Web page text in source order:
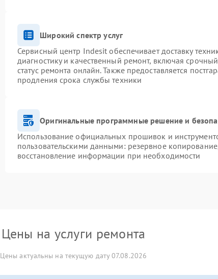
Широкий спектр услуг
Сервисный центр Indesit обеспечивает доставку
диагностику и качественный ремонт, включая
статус ремонта онлайн. Также предоставляется
продления срока службы техники
Оригинальные программные решение и
Использование официальных прошивок и
пользовательскими данными: резервное
восстановление информации при необходимости
Цены на услуги ремонта
Цены актуальны на текущую дату 07.08.2026